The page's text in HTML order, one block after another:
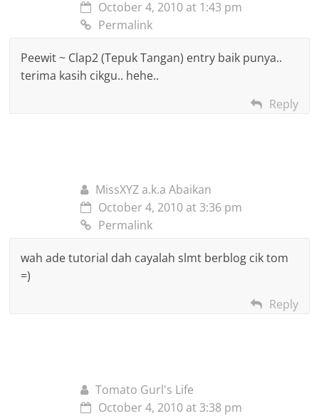
October 4, 2010 at 1:43 pm
Permalink
Peewit ~ Clap2 (Tepuk Tangan) entry baik punya..
terima kasih cikgu.. hehe..
Reply
MissXYZ a.k.a Abaikan
October 4, 2010 at 3:36 pm
Permalink
wah ade tutorial dah cayalah slmt berblog cik tom
=)
Reply
Tomato Gurl's Life
October 4, 2010 at 3:38 pm